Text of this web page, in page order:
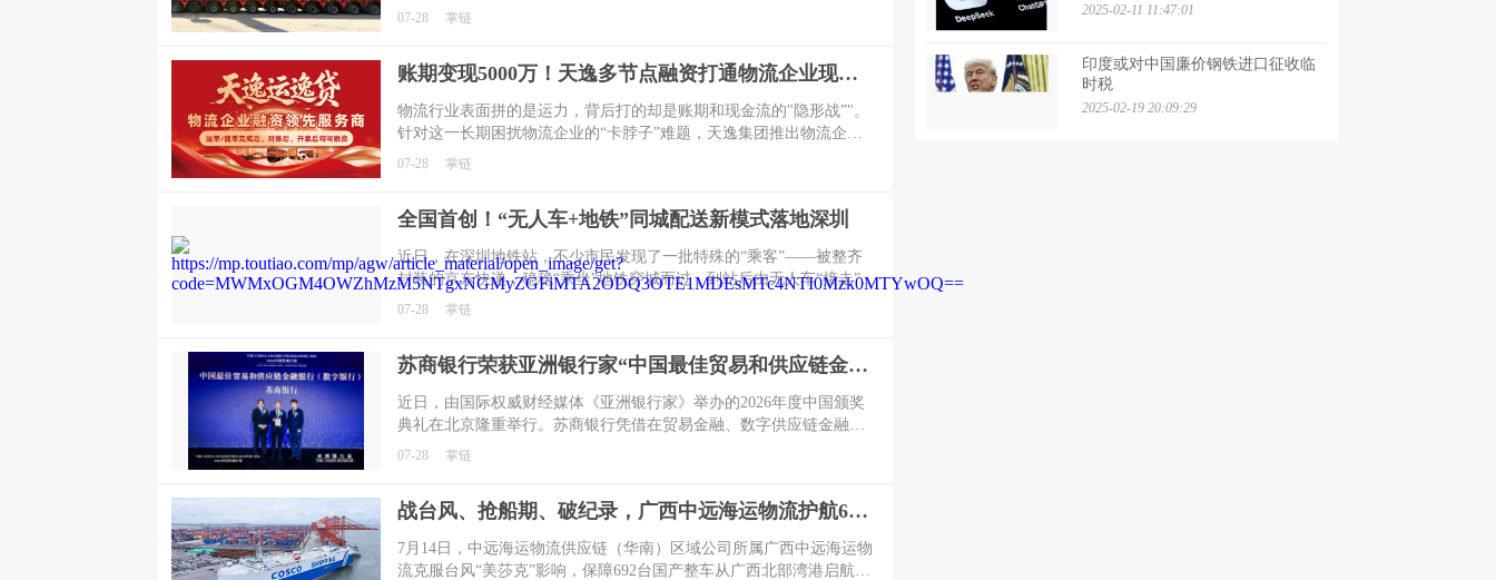
燃机大件物流跨境运输工作。
07-28 掌链
账期变现5000万！天逸多节点融资打通物流企业现金流
物流行业表面拼的是运力，背后打的却是账期和现金流的"隐形战”"。
针对这一长期困扰物流企业的“卡脖子”难题，天逸集团推出物流企业
融资产品——"运逸贷"。该产品单笔订单最高可融资5000万元，致力
07-28 掌链
全国首创！“无人车+地铁”同城配送新模式落地深圳
近日，在深圳地铁站，不少市民发现了一批特殊的“乘客”——被整齐
封装的京东快递，稳稳“乘坐”地铁穿城而过，到站后由无人车“接走”。
这是全国首创的“无人车+地铁”同城配送新模式，也是国内首次探索将
07-28 掌链
苏商银行荣获亚洲银行家“中国最佳贸易和供应链金融银行（数字银行）”奖项
近日，由国际权威财经媒体《亚洲银行家》举办的2026年度中国颁奖
典礼在北京隆重举行。苏商银行凭借在贸易金融、数字供应链金融领
域的深耕布局与数字化服务能力，实力斩获“中国最佳贸易和供应链金
07-28 掌链
战台风、抢船期、破纪录，广西中远海运物流护航692台国产整车高效出口中东
​7月14日，中远海运物流供应链（华南）区域公司所属广西中远海运物
流克服台风“美莎克”影响，保障692台国产整车从广西北部湾港启航发
2025-02-11 11:47:01
印度或对中国廉价钢铁进口征收临
时税
2025-02-19 20:09:29